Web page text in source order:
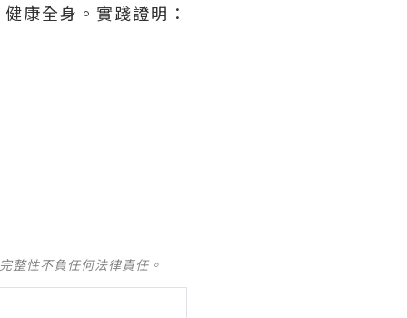
康全身。實踐證明：
整性不負任何法律責任。